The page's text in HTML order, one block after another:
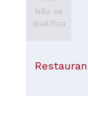
Não se
qualifica